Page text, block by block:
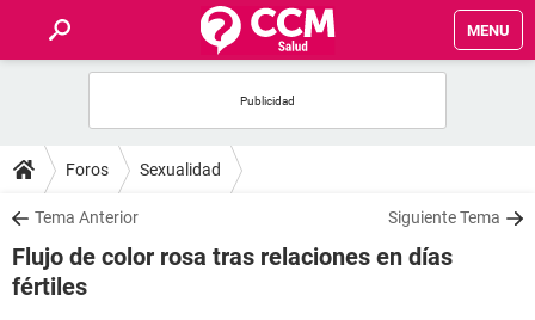
MENU
FOROS
SALUD
FAMILIA
Foros Sexualidad
Tema Anterior Siguiente Tema
Flujo de color rosa tras relaciones en días
fértiles